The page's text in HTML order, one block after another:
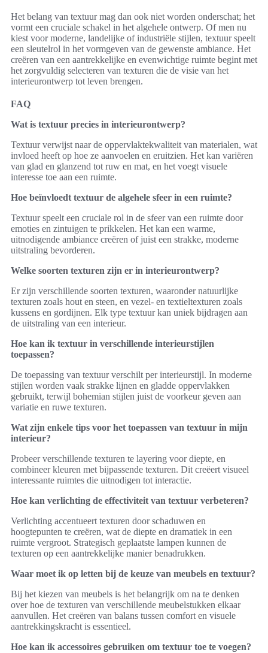
Het belang van textuur mag dan ook niet worden onderschat; het
vormt een cruciale schakel in het algehele ontwerp. Of men nu
kiest voor moderne, landelijke of industriële stijlen, textuur speelt
een sleutelrol in het vormgeven van de gewenste ambiance. Het
creëren van een aantrekkelijke en evenwichtige ruimte begint met
het zorgvuldig selecteren van texturen die de visie van het
interieurontwerp tot leven brengen.
FAQ
Wat is textuur precies in interieurontwerp?
Textuur verwijst naar de oppervlaktekwaliteit van materialen, wat
invloed heeft op hoe ze aanvoelen en eruitzien. Het kan variëren
van glad en glanzend tot ruw en mat, en het voegt visuele
interesse toe aan een ruimte.
Hoe beïnvloedt textuur de algehele sfeer in een ruimte?
Textuur speelt een cruciale rol in de sfeer van een ruimte door
emoties en zintuigen te prikkelen. Het kan een warme,
uitnodigende ambiance creëren of juist een strakke, moderne
uitstraling bevorderen.
Welke soorten texturen zijn er in interieurontwerp?
Er zijn verschillende soorten texturen, waaronder natuurlijke
texturen zoals hout en steen, en vezel- en textieltexturen zoals
kussens en gordijnen. Elk type textuur kan uniek bijdragen aan
de uitstraling van een interieur.
Hoe kan ik textuur in verschillende interieurstijlen
toepassen?
De toepassing van textuur verschilt per interieurstijl. In moderne
stijlen worden vaak strakke lijnen en gladde oppervlakken
gebruikt, terwijl bohemian stijlen juist de voorkeur geven aan
variatie en ruwe texturen.
Wat zijn enkele tips voor het toepassen van textuur in mijn
interieur?
Probeer verschillende texturen te layering voor diepte, en
combineer kleuren met bijpassende texturen. Dit creëert visueel
interessante ruimtes die uitnodigen tot interactie.
Hoe kan verlichting de effectiviteit van textuur verbeteren?
Verlichting accentueert texturen door schaduwen en
hoogtepunten te creëren, wat de diepte en dramatiek in een
ruimte vergroot. Strategisch geplaatste lampen kunnen de
texturen op een aantrekkelijke manier benadrukken.
Waar moet ik op letten bij de keuze van meubels en textuur?
Bij het kiezen van meubels is het belangrijk om na te denken
over hoe de texturen van verschillende meubelstukken elkaar
aanvullen. Het creëren van balans tussen comfort en visuele
aantrekkingskracht is essentieel.
Hoe kan ik accessoires gebruiken om textuur toe te voegen?